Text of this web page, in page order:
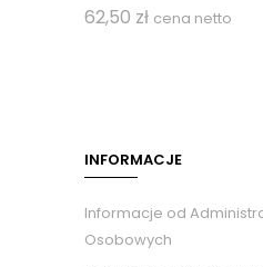
62,50 zł cena netto
INFORMACJE
Informacje od
Osobowych